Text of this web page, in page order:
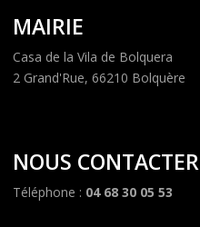
MAIRIE
Casa de la Vila de Bolquera
2 Grand'Rue, 66210 Bolquère
NOUS CONTACTER
Téléphone : 04 68 30 05 53